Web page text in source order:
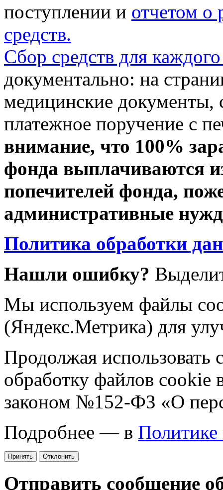
поступлении и отчетом о
средств.
Сбор средств для
документально: на
медицинские документы,
платежное поручение с
внимание, что 100%
фонда выплачиваются
попечителей фонда,
административные
Политика обработки
Нашли ошибку?
Мы используем файлы
(Яндекс.Метрика) для
Продолжая использовать
обработку файлов cookie
законом №152-ФЗ «О
Подробнее — в Политике
Принять Отклонить
Отправить сообщение